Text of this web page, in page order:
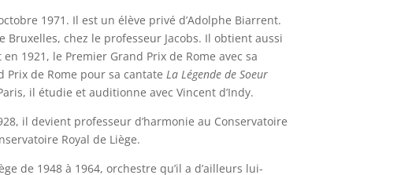
1971. Il est un élève privé d’Adolphe Biarrent.
chez le professeur Jacobs. Il obtient aussi
1921, le Premier Grand Prix de Rome avec sa
Prix de Rome pour sa cantate La Légende de Soeur
il étudie et auditionne avec Vincent d’Indy.
il devient professeur d’harmonie au Conservatoire
Royal de Liège.
de 1948 à 1964, orchestre qu’il a d’ailleurs lui-